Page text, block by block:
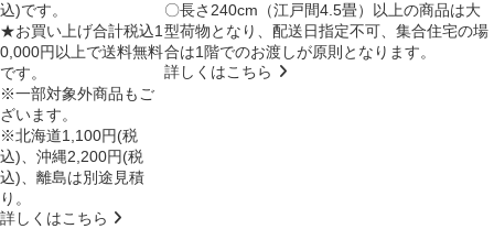
込)です。
★お買い上げ合計税込1
0,000円以上で送料無料
です。
※一部対象外商品もご
ざいます。
※北海道1,100円(税
込)、沖縄2,200円(税
込)、離島は別途見積
り。
詳しくはこちら
〇長さ240cm（江戸間4.5畳）以上の商品は大
型荷物となり、配送日指定不可、集合住宅の場
合は1階でのお渡しが原則となります。
詳しくはこちら